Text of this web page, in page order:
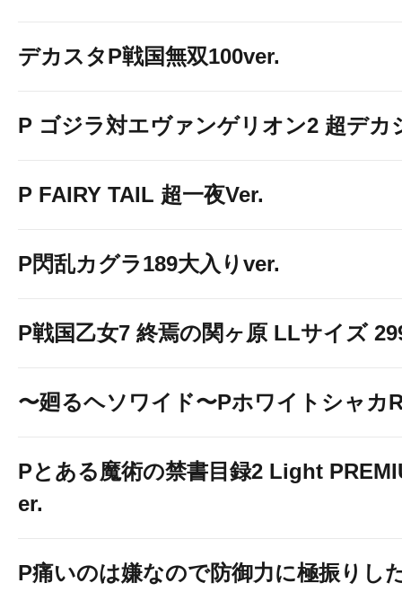
デカスタP戦国無双100ver.
P ゴジラ対エヴァンゲリオン2 超デカ
P FAIRY TAIL 超一夜Ver.
P閃乱カグラ189大入りver.
P戦国乙女7 終焉の関ヶ原 LLサイズ
〜廻るヘソワイド〜Pホワイトシャカ
Pとある魔術の禁書目録2 Light
er.
P痛いのは嫌なので防御力に極振りし